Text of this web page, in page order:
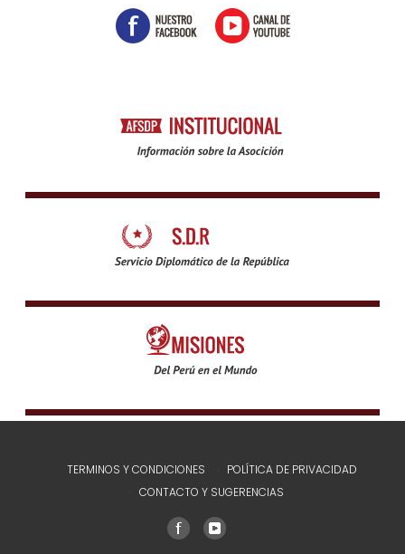
TERMINOS Y CONDICIONES
POLÍTICA DE PRIVACIDAD
CONTACTO Y SUGERENCIAS